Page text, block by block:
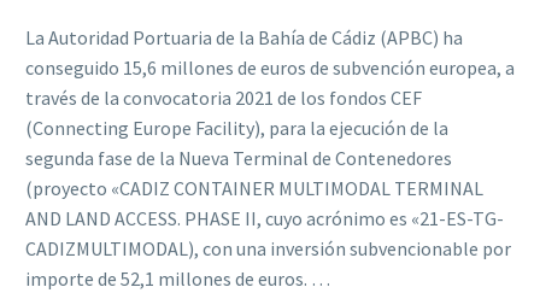
La Autoridad Portuaria de la Bahía de Cádiz (APBC) ha
conseguido 15,6 millones de euros de subvención europea, a
través de la convocatoria 2021 de los fondos CEF
(Connecting Europe Facility), para la ejecución de la
segunda fase de la Nueva Terminal de Contenedores
(proyecto «CADIZ CONTAINER MULTIMODAL TERMINAL
AND LAND ACCESS. PHASE II, cuyo acrónimo es «21-ES-TG-
CADIZMULTIMODAL), con una inversión subvencionable por
importe de 52,1 millones de euros. …